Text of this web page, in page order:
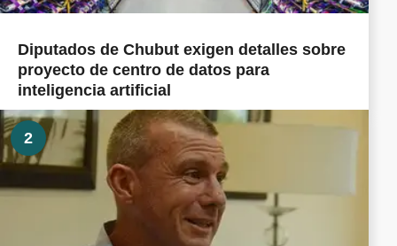
Diputados de Chubut exigen detalles sobre
proyecto de centro de datos para
inteligencia artificial
2